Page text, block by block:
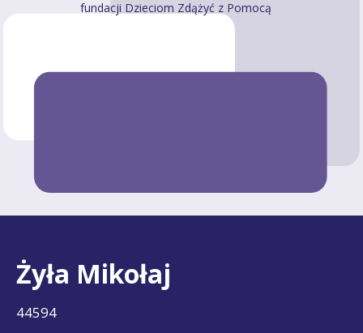
Żyła Mikołaj
44594